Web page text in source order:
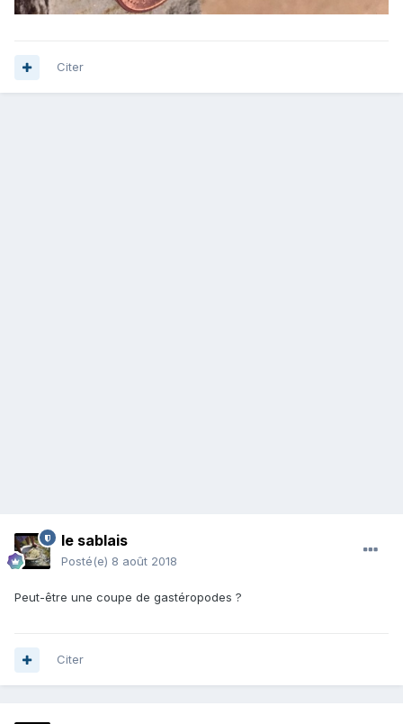
Citer
le sablais
Posté(e) 8 août 2018
Peut-être une coupe de gastéropodes ?
Citer